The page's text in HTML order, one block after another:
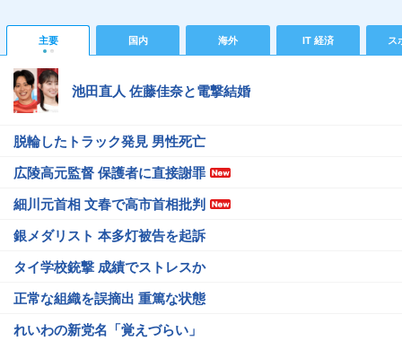
主要 国内 海外 IT 経済 ス
池田直人 佐藤佳奈と電撃結婚
脱輪したトラック発見 男性死亡
広陵高元監督 保護者に直接謝罪
細川元首相 文春で高市首相批判
銀メダリスト 本多灯被告を起訴
タイ学校銃撃 成績でストレスか
正常な組織を誤摘出 重篤な状態
れいわの新党名「覚えづらい」